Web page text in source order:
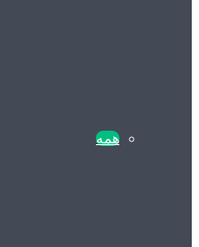
همه